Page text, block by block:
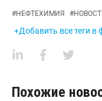
#НЕФТЕХИМИЯ #
+Добавить все теги в
Похожие